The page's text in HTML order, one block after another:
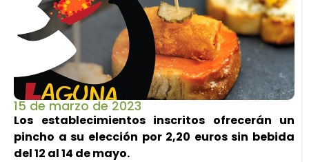
15 de marzo de 2023
Los establecimientos inscritos ofrecerán un
pincho a su elección por 2,20 euros sin bebida
del 12 al 14 de mayo.